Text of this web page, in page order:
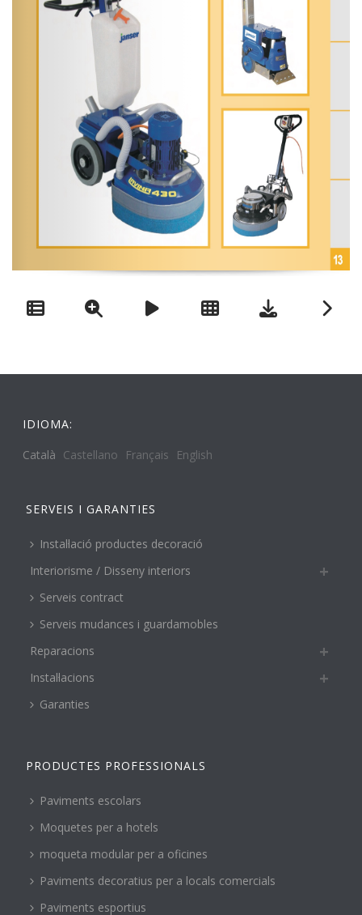
IDIOMA:
Català Castellano Français English
SERVEIS I GARANTIES
Instal·lació productes decoració
Interiorisme / Disseny interiors
Serveis contract
Serveis mudances i guardamobles
Reparacions
Instal·lacions
Garanties
PRODUCTES PROFESSIONALS
Paviments escolars
Moquetes per a hotels
moqueta modular per a oficines
Paviments decoratius per a locals comercials
Paviments esportius